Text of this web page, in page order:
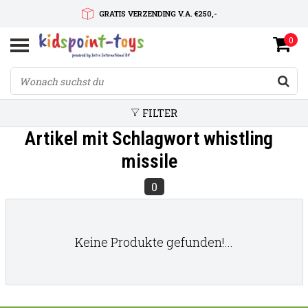
GRATIS VERZENDING V.A. €250,-
SNELLE LEVERTIJD
SERVICE OP MAAT
0
FILTER
Artikel mit Schlagwort whistling
missile
0
Keine Produkte gefunden!...